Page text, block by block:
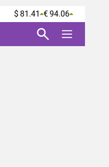
$ 81.41 € 94.06